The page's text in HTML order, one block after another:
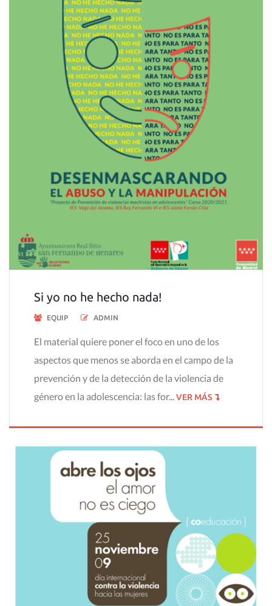
Si yo no he hecho nada!
EQUIP ADMIN
El material quiere poner el foco en uno de los
aspectos que menos se aborda en el campo de la
prevención y de la detección de la violencia de
género en la adolescencia: las for...VER MÁS